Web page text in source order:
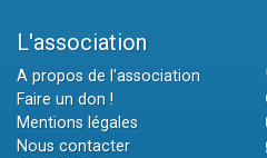
L'association
A propos de l'association
Faire un don !
Mentions légales
Nous contacter